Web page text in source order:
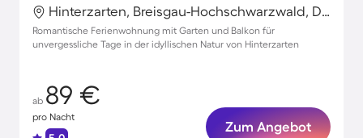
Hinterzarten, Breisgau-Hochschwarzwald, Deutschland
Romantische Ferienwohnung mit Garten und Balkon für
unvergessliche Tage in der idyllischen Natur von Hinterzarten
ab 89 €
pro Nacht
Zum Angebot